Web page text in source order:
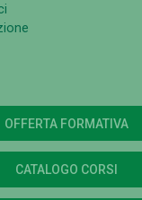
OFFERTA FORMATIVA
CATALOGO CORSI